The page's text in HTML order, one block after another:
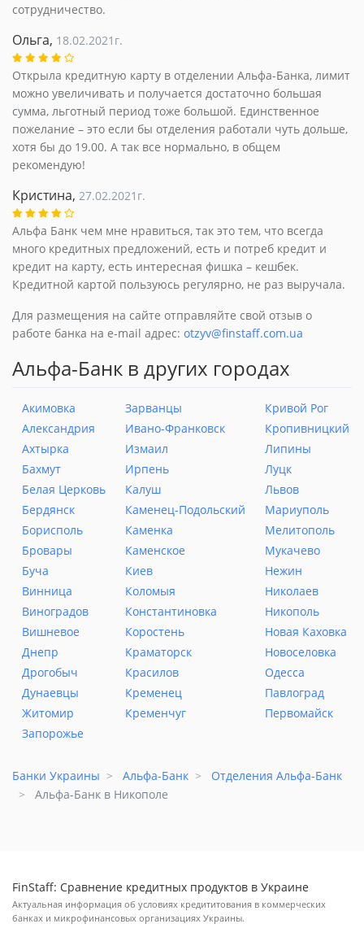
сотрудничество.
Ольга, 18.02.2021г.
Открыла кредитную карту в отделении Альфа-Банка, лимит
можно увеличивать и получается достаточно большая
сумма, льготный период тоже большой. Единственное
пожелание – это если бы отделения работали чуть дольше,
хотя бы до 19.00. А так все нормально, в общем
рекомендую!
Кристина, 27.02.2021г.
Альфа Банк чем мне нравиться, так это тем, что всегда
много кредитных предложений, есть и потреб кредит и
кредит на карту, есть интересная фишка – кешбек.
Кредитной картой пользуюсь регулярно, не раз выручала.
Для размещения на сайте отправляйте свой отзыв о
работе банка на e-mail адрес: otzyv@finstaff.com.ua
Альфа-Банк в других городах
Акимовка
Александрия
Ахтырка
Бахмут
Белая Церковь
Бердянск
Борисполь
Бровары
Буча
Винница
Виноградов
Вишневое
Днепр
Дрогобыч
Дунаевцы
Житомир
Запорожье
Зарванцы
Ивано-Франковск
Измаил
Ирпень
Калуш
Каменец-Подольский
Каменка
Каменское
Киев
Коломыя
Константиновка
Коростень
Краматорск
Красилов
Кременец
Кременчуг
Кривой Рог
Кропивницкий
Липины
Луцк
Львов
Мариуполь
Мелитополь
Мукачево
Нежин
Николаев
Никополь
Новая Каховка
Новоселовка
Одесса
Павлоград
Первомайск
Банки Украины Альфа-Банк
Отделения Альфа-Банк
Альфа-Банк в Никополе
FinStaff: Сравнение кредитных продуктов в Украине
Актуальная информация об условиях кредититования в коммерческих
банках и микрофинансовых организациях Украины.